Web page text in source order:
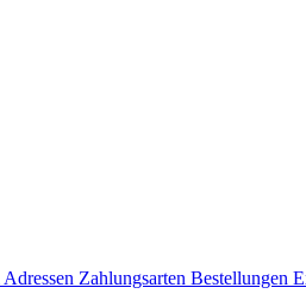
Adressen Zahlungsarten Bestellungen